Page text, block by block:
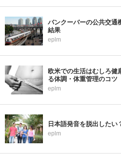
バンクーバーの公共交通
結果
eplm
欧米での生活はむしろ健
る体調・体重管理のコツ
eplm
日本語発音を脱出したい
eplm